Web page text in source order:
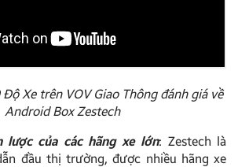
Xe trên VOV Giao Thông đánh giá về
Android Box Zestech
lược của các hãng xe lớn: Zestech là
đầu thị trường, được nhiều hãng xe